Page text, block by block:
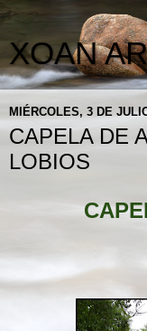
XOAN
MIÉRCOLES, 3 DE
CAPELA DE
LOBIOS